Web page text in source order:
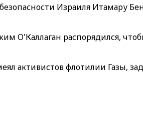
Израиля Итамару
О'Каллаган распорядился,
активистов флотилии Газы,